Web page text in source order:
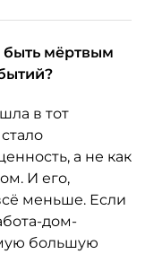
быть мёртвым
в тот
а не как
И его,
меньше. Если
дом-
большую